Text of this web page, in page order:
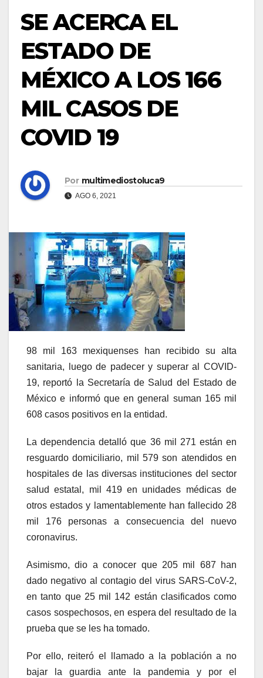
SE ACERCA EL
ESTADO DE
MÉXICO A LOS 166
MIL CASOS DE
COVID 19
Por multimediostoluca9
AGO 6, 2021
98 mil 163 mexiquenses han recibido su alta
sanitaria, luego de padecer y superar al COVID-
19, reportó la Secretaría de Salud del Estado de
México e informó que en general suman 165 mil
608 casos positivos en la entidad.
La dependencia detalló que 36 mil 271 están en
resguardo domiciliario, mil 579 son atendidos en
hospitales de las diversas instituciones del sector
salud estatal, mil 419 en unidades médicas de
otros estados y lamentablemente han fallecido 28
mil 176 personas a consecuencia del nuevo
coronavirus.
Asimismo, dio a conocer que 205 mil 687 han
dado negativo al contagio del virus SARS-CoV-2,
en tanto que 25 mil 142 están clasificados como
casos sospechosos, en espera del resultado de la
prueba que se les ha tomado.
Por ello, reiteró el llamado a la población a no
bajar la guardia ante la pandemia y por el